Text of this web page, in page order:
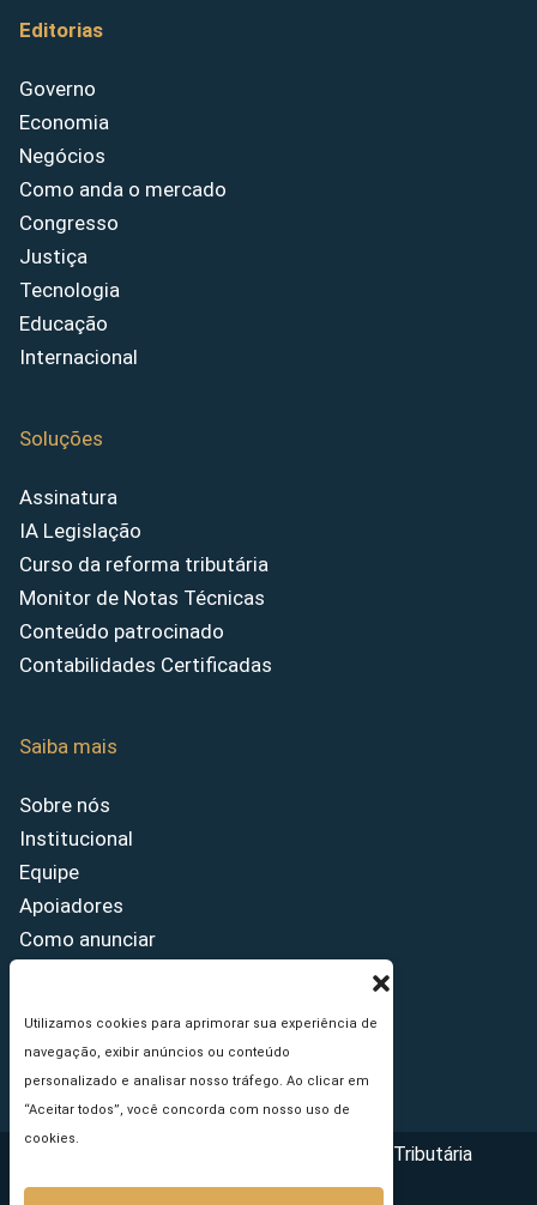
Utilizamos cookies para aprimorar sua experiência de
navegação, exibir anúncios ou conteúdo
personalizado e analisar nosso tráfego. Ao clicar em
“Aceitar todos”, você concorda com nosso uso de
cookies.
Editorias
Governo
Economia
Negócios
Como anda o mercado
Congresso
Justiça
Tecnologia
Educação
Internacional
Soluções
Assinatura
IA Legislação
Curso da reforma tributária
Monitor de Notas Técnicas
Conteúdo patrocinado
Contabilidades Certificadas
Saiba mais
Sobre nós
Institucional
Equipe
Apoiadores
Como anunciar
Princípios Editoriais
Copyright © 2026 - Portal da Reforma Tributária